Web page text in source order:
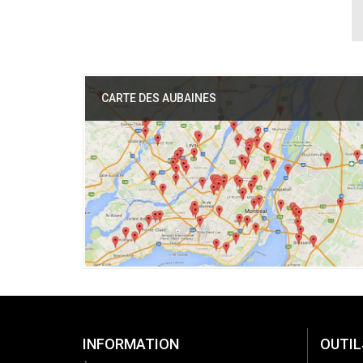
CARTE DES AUBAINES
INFORMATION